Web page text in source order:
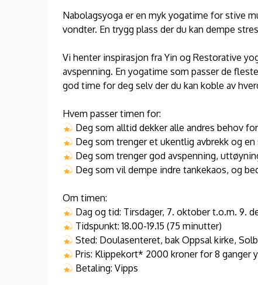
Nabolagsyoga er en myk yogatime for stive
vondter. En trygg plass der du kan dempe
Vi henter inspirasjon fra Yin og Restorative
avspenning. En yogatime som passer de
god time for deg selv der du kan koble av
Hvem passer timen for:
Deg som alltid dekker alle andres behov
Deg som trenger et ukentlig avbrekk og
Deg som trenger god avspenning,
Deg som vil dempe indre tankekaos, og
Om timen:
Dag og tid: Tirsdager, 7. oktober t.o.m. 9.
Tidspunkt: 18.00-19.15 (75 minutter)
Sted: Doulasenteret, bak Oppsal kirke,
Pris: Klippekort* 2000 kroner for 8 ganger
Betaling: Vipps